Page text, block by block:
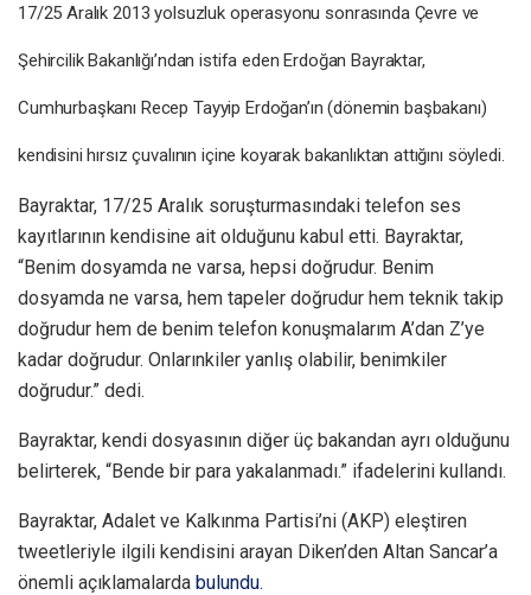
17/25 Aralık 2013 yolsuzluk operasyonu sonrasında Çevre ve
Şehircilik Bakanlığı’ndan istifa eden Erdoğan Bayraktar,
Cumhurbaşkanı Recep Tayyip Erdoğan’ın (dönemin başbakanı)
kendisini hırsız çuvalının içine koyarak bakanlıktan attığını söyledi.
Bayraktar, 17/25 Aralık soruşturmasındaki telefon ses
kayıtlarının kendisine ait olduğunu kabul etti. Bayraktar,
“Benim dosyamda ne varsa, hepsi doğrudur. Benim
dosyamda ne varsa, hem tapeler doğrudur hem teknik takip
doğrudur hem de benim telefon konuşmalarım A’dan Z’ye
kadar doğrudur. Onlarınkiler yanlış olabilir, benimkiler
doğrudur.” dedi.
Bayraktar, kendi dosyasının diğer üç bakandan ayrı olduğunu
belirterek, “Bende bir para yakalanmadı.” ifadelerini kullandı.
Bayraktar, Adalet ve Kalkınma Partisi’ni (AKP) eleştiren
tweetleriyle ilgili kendisini arayan Diken’den Altan Sancar’a
önemli açıklamalarda bulundu.